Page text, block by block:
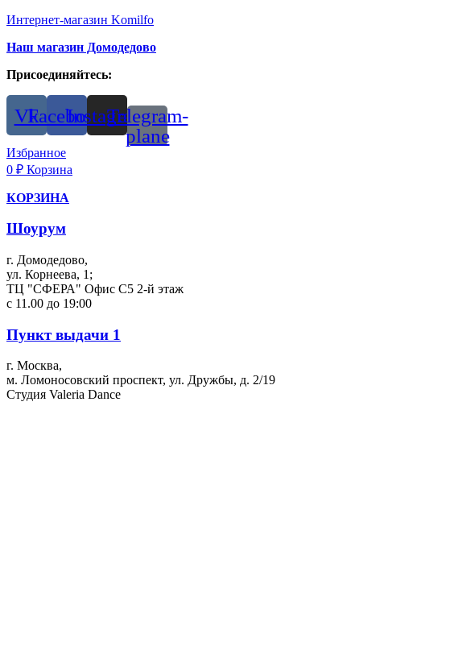
Интернет-магазин Komilfo
Наш магазин Домодедово
Присоединяйтесь:
VkFacebookInstagramTelegram-
plane
Избранное
0 ₽ Корзина
КОРЗИНА
Шоурум
г. Домодедово,
ул. Корнеева, 1;
ТЦ "СФЕРА" Офис С5 2-й этаж
с 11.00 до 19:00
Пункт выдачи 1
г. Москва,
м. Ломоносовский проспект, ул. Дружбы, д. 2/19
Студия Valeria Dance